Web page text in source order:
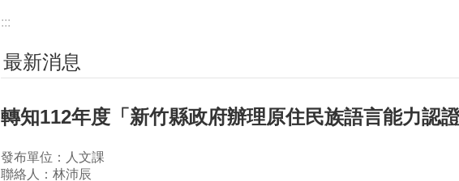
:::
最新消息
轉知112年度「新竹縣政府辦理原住民族語言能力認證
發布單位：人文課
聯絡人：林沛辰